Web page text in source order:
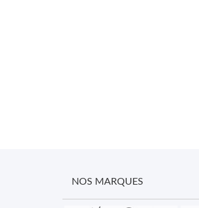
NOS MARQUES